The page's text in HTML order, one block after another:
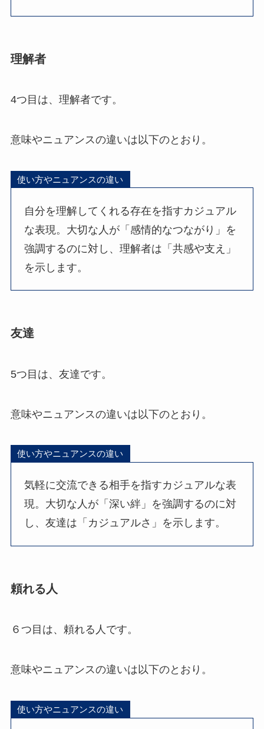
理解者
4つ目は、理解者です。
意味やニュアンスの違いは以下のとおり。
使い方やニュアンスの違い
自分を理解してくれる存在を指すカジュアル
な表現。大切な人が「感情的なつながり」を
強調するのに対し、理解者は「共感や支え」
を示します。
友達
5つ目は、友達です。
意味やニュアンスの違いは以下のとおり。
使い方やニュアンスの違い
気軽に交流できる相手を指すカジュアルな表
現。大切な人が「深い絆」を強調するのに対
し、友達は「カジュアルさ」を示します。
頼れる人
６つ目は、頼れる人です。
意味やニュアンスの違いは以下のとおり。
使い方やニュアンスの違い